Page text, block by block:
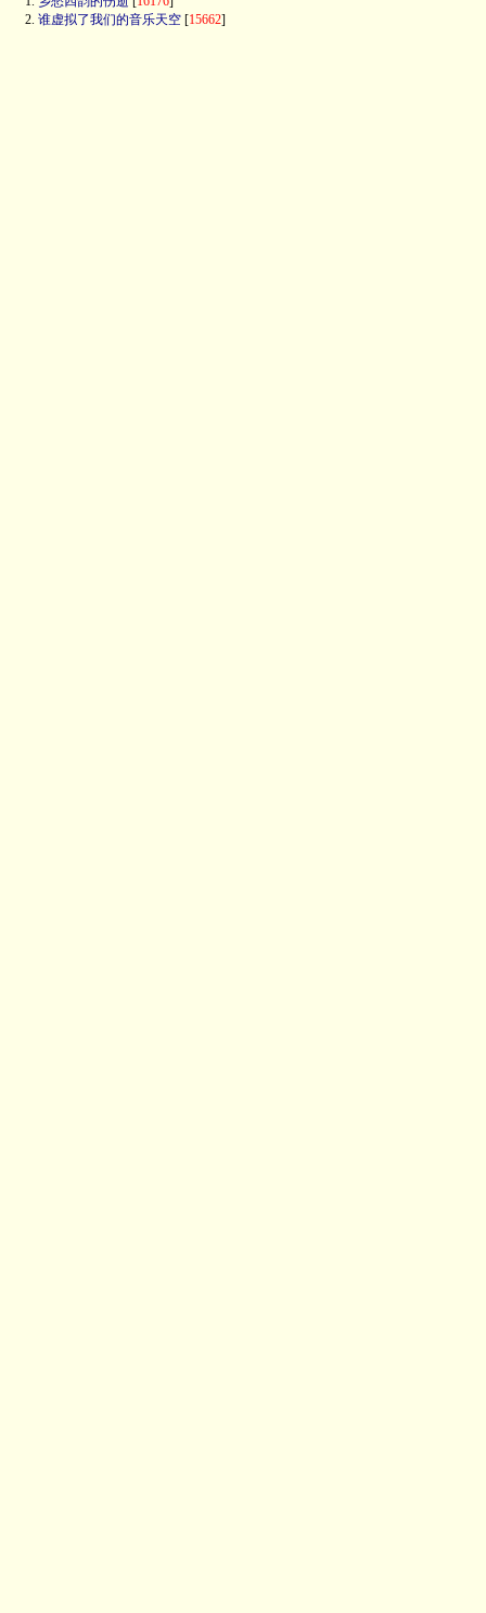
2. 谁虚拟了我们的音乐天空 [15662]